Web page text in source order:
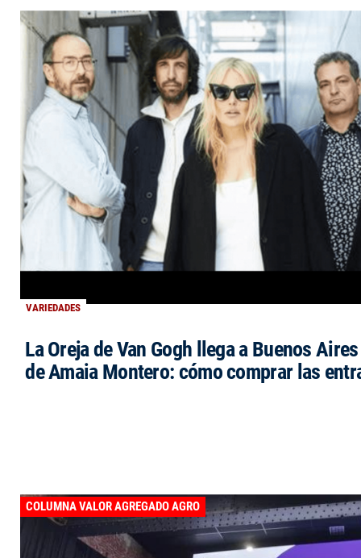
VARIEDADES
La Oreja de Van Gogh llega a Buenos
de Amaia Montero: cómo comprar las
COLUMNA VALOR AGREGADO AGRO